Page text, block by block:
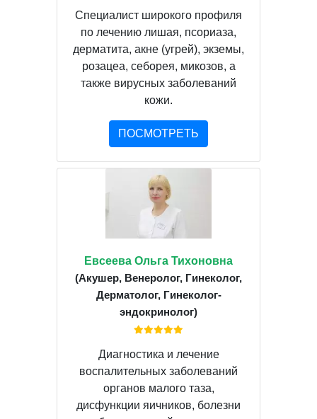
Специалист широкого профиля
по лечению лишая, псориаза,
дерматита, акне (угрей), экземы,
розацеа, себорея, микозов, а
также вирусных заболеваний
кожи.
ПОСМОТРЕТЬ
Евсеева Ольга Тихоновна
(Акушер, Венеролог, Гинеколог,
Дерматолог, Гинеколог-
эндокринолог)
Диагностика и лечение
воспалительных заболеваний
органов малого таза,
дисфункции яичников, болезни